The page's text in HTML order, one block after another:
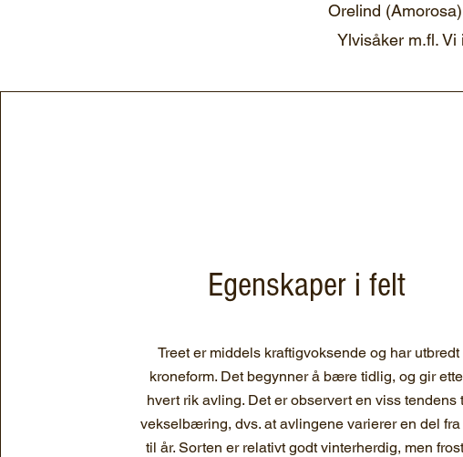
Orelind
Ylvisåker m.fl.
Egenskaper i felt
Treet er middels kraftigvoksende og har utbredt
kroneform. Det begynner å bære tidlig, og gir
hvert rik avling. Det er observert en viss tendens
vekselbæring, dvs. at avlingene varierer en del fra
til år. Sorten er relativt godt vinterherdig, men